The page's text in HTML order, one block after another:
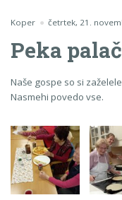
Koper četrtek, 21.
Peka
Naše gospe so si
Nasmehi povedo vse.